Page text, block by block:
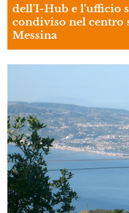
dell’I-Hub e l’ufficio
condiviso nel centro
Messina